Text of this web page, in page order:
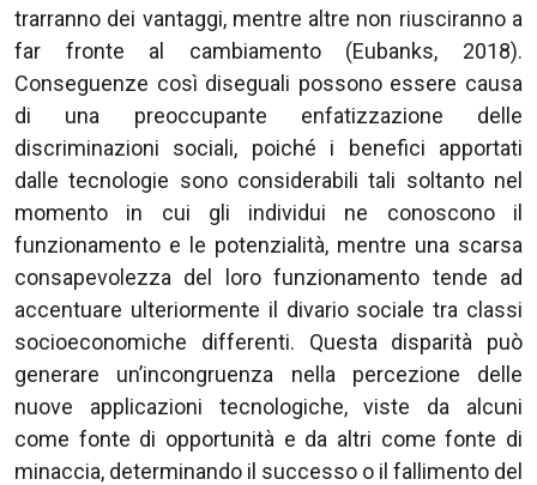
trarranno dei vantaggi, mentre altre non riusciranno a
far fronte al cambiamento (Eubanks, 2018).
Conseguenze così diseguali possono essere causa
di una preoccupante enfatizzazione delle
discriminazioni sociali, poiché i benefici apportati
dalle tecnologie sono considerabili tali soltanto nel
momento in cui gli individui ne conoscono il
funzionamento e le potenzialità, mentre una scarsa
consapevolezza del loro funzionamento tende ad
accentuare ulteriormente il divario sociale tra classi
socioeconomiche differenti. Questa disparità può
generare un’incongruenza nella percezione delle
nuove applicazioni tecnologiche, viste da alcuni
come fonte di opportunità e da altri come fonte di
minaccia, determinando il successo o il fallimento del